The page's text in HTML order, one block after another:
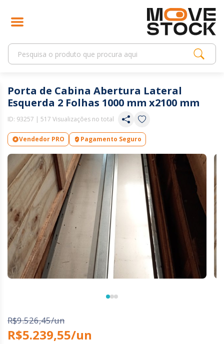
Porta de Cabina Abertura Lateral
Esquerda 2 Folhas 1000 mm x2100 mm
ID: 93257 | 517 Visualizações no total
Vendedor PRO Pagamento Seguro
R$9.526,45/un
R$5.239,55/un